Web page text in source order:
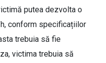
putea dezvolta o
conform specificațiilor
trebuia să fie
victima trebuia să